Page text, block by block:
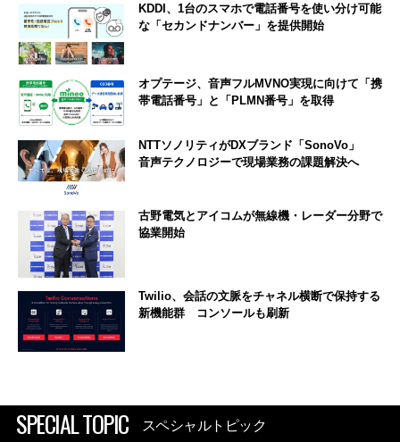
KDDI、1台のスマホで電話番号を使い分け可能
な「セカンドナンバー」を提供開始
オプテージ、音声フルMVNO実現に向けて「携
帯電話番号」と「PLMN番号」を取得
NTTソノリティがDXブランド「SonoVo」
音声テクノロジーで現場業務の課題解決へ
古野電気とアイコムが無線機・レーダー分野で
協業開始
Twilio、会話の文脈をチャネル横断で保持する
新機能群 コンソールも刷新
SPECIAL TOPIC スペシャルトピック